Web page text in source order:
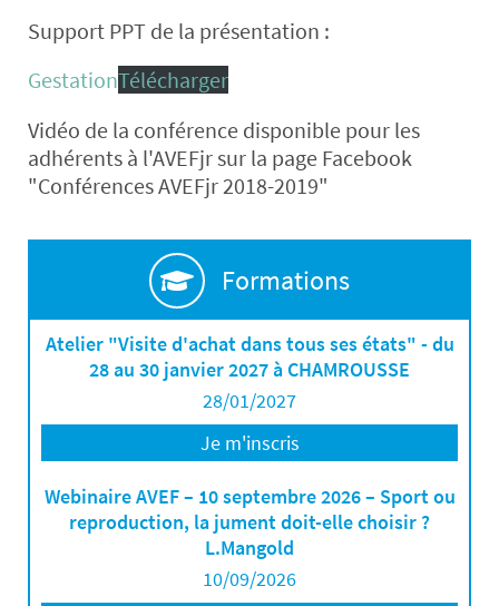
Support PPT de la présentation :
GestationTélécharger
Vidéo de la conférence disponible pour les
adhérents à l'AVEFjr sur la page Facebook
"Conférences AVEFjr 2018-2019"
Formations
Atelier "Visite d'achat dans tous ses états" - du
28 au 30 janvier 2027 à CHAMROUSSE
28/01/2027
Je m'inscris
Webinaire AVEF – 10 septembre 2026 – Sport ou
reproduction, la jument doit-elle choisir ?
L.Mangold
10/09/2026